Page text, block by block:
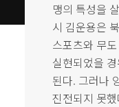
맹의 특성을
시 김운용은
스포츠와 무
실현되었을
된다. 그러나
진전되지 못